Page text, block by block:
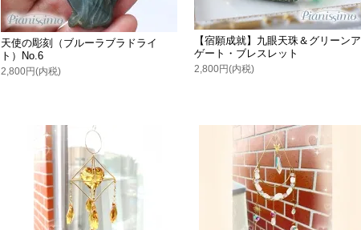
天使の彫刻（ブルーラブラドライ
ト）No.6
2,800円(内税)
【宿願成就】九眼天珠＆グリーンア
ゲート・ブレスレット
2,800円(内税)